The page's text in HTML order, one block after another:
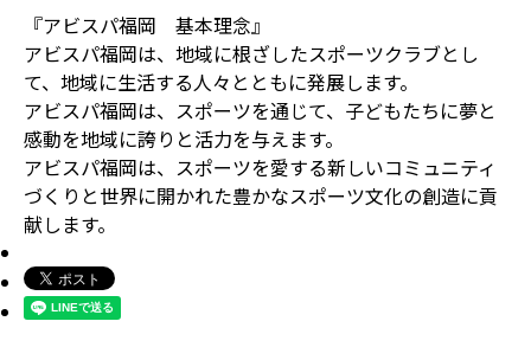
『アビスパ福岡 基本理念』
アビスパ福岡は、地域に根ざしたスポーツクラブとし
て、地域に生活する人々とともに発展します。
アビスパ福岡は、スポーツを通じて、子どもたちに夢と
感動を地域に誇りと活力を与えます。
アビスパ福岡は、スポーツを愛する新しいコミュニティ
づくりと世界に開かれた豊かなスポーツ文化の創造に貢
献します。